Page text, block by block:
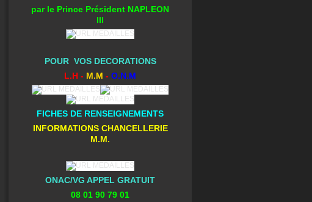
par le Prince Président NAPLEON
III
POUR VOS DECORATIONS
L.H - M.M - O.N.M
FICHES DE RENSEIGNEMENTS
INFORMATIONS CHANCELLERIE
M.M.
ONAC/VG APPEL GRATUIT
08 01 90 79 01